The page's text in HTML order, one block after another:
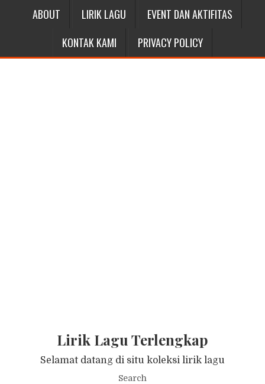
ABOUT LIRIK LAGU
EVENT DAN AKTIFITAS
KONTAK KAMI
PRIVACY POLICY
Lirik Lagu Terlengkap
Selamat datang di situ koleksi lirik lagu
Search